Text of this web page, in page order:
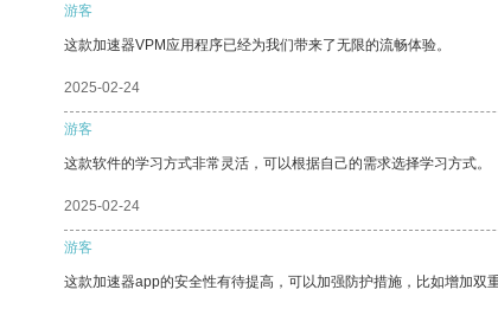
游客
这款加速器VPM应用程序已经为我们带来了无限的流畅体验。
2025-02-24
游客
这款软件的学习方式非常灵活，可以根据自己的需求选择学习方式。
2025-02-24
游客
这款加速器app的安全性有待提高，可以加强防护措施，比如增加双重